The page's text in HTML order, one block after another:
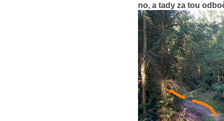
no, a tady za tou